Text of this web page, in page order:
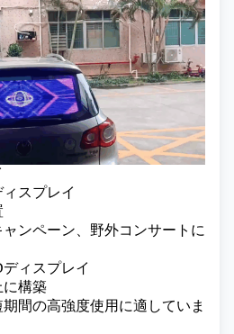
スプレイ
ンペーン、野外コンサートに
ィスプレイ
に構築
間の高強度使用に適していま